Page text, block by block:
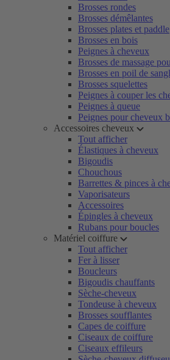
Brosses rondes
Brosses démêlantes
Brosses plates et paddle
Brosses en bois
Peignes à cheveux
Brosses de massage
Brosses en poil de
Brosses squelettes
Peignes à couper les
Peignes à queue
Peignes pour cheveux
Accessoires cheveux
Tout afficher
Élastiques à cheveux
Bigoudis
Chouchous
Barrettes & pinces à
Vaporisateurs
Accessoires
Épingles à cheveux
Rubans pour boucles
Matériel coiffure
Tout afficher
Fer à lisser
Boucleurs
Bigoudis chauffants
Sèche-cheveux
Tondeuse à cheveux
Brosses soufflantes
Capes de coiffure
Ciseaux de coiffure
Ciseaux effileurs